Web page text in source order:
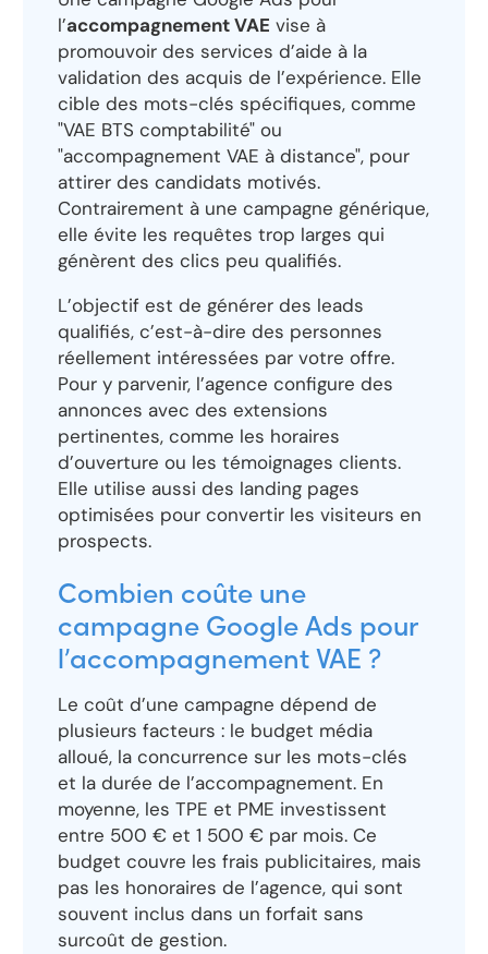
l’accompagnement VAE vise à
promouvoir des services d’aide à la
validation des acquis de l’expérience. Elle
cible des mots-clés spécifiques, comme
"VAE BTS comptabilité" ou
"accompagnement VAE à distance", pour
attirer des candidats motivés.
Contrairement à une campagne générique,
elle évite les requêtes trop larges qui
génèrent des clics peu qualifiés.
L’objectif est de générer des leads
qualifiés, c’est-à-dire des personnes
réellement intéressées par votre offre.
Pour y parvenir, l’agence configure des
annonces avec des extensions
pertinentes, comme les horaires
d’ouverture ou les témoignages clients.
Elle utilise aussi des landing pages
optimisées pour convertir les visiteurs en
prospects.
Combien coûte une
campagne Google Ads pour
l’accompagnement VAE ?
Le coût d’une campagne dépend de
plusieurs facteurs : le budget média
alloué, la concurrence sur les mots-clés
et la durée de l’accompagnement. En
moyenne, les TPE et PME investissent
entre 500 € et 1 500 € par mois. Ce
budget couvre les frais publicitaires, mais
pas les honoraires de l’agence, qui sont
souvent inclus dans un forfait sans
surcoût de gestion.